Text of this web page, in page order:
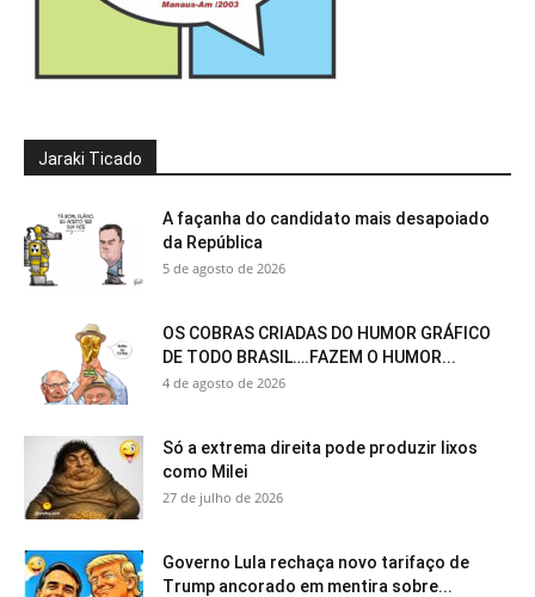
Jaraki Ticado
A façanha do candidato mais desapoiado
da República
5 de agosto de 2026
OS COBRAS CRIADAS DO HUMOR GRÁFICO
DE TODO BRASIL….FAZEM O HUMOR...
4 de agosto de 2026
Só a extrema direita pode produzir lixos
como Milei
27 de julho de 2026
Governo Lula rechaça novo tarifaço de
Trump ancorado em mentira sobre...